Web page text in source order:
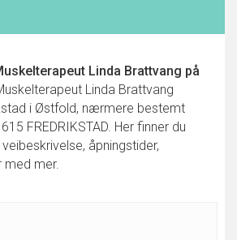
Linda Brattvang på
Linda Brattvang
i Østfold, nærmere bestemt
FREDRIKSTAD. Her finner du
åpningstider,
med mer.